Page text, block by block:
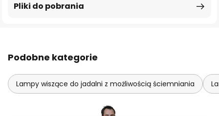
Pliki do pobrania
Podobne kategorie
Lampy wiszące do jadalni z możliwością ściemniania